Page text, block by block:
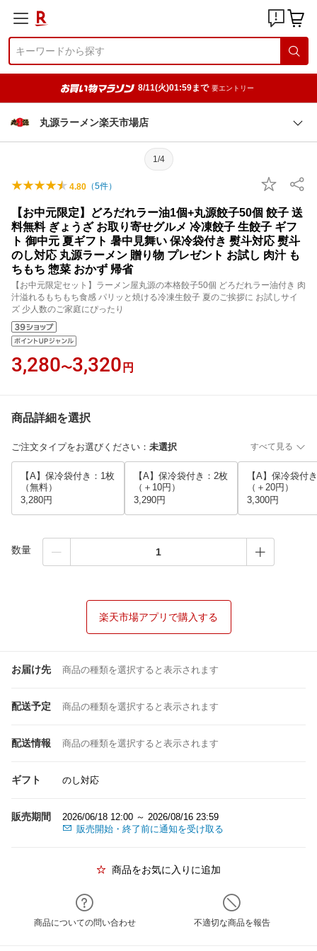
8/11(火)01:59まで 要エントリー
丸源ラーメン楽天市場店
1/4
4.80 （5件）
【お中元限定】どろだれラー油1個+丸源餃子50個 餃子 送
料無料 ぎょうざ お取り寄せグルメ 冷凍餃子 生餃子 ギフ
ト 御中元 夏ギフト 暑中見舞い 保冷袋付き 熨斗対応 熨斗
のし対応 丸源ラーメン 贈り物 プレゼント お試し 肉汁 も
ちもち 惣菜 おかず 帰省
【お中元限定セット】ラーメン屋丸源の本格餃子50個 どろだれラー油付き 肉
汁溢れるもちもち食感 パリッと焼ける冷凍生餃子 夏のご挨拶に お試しサイ
ズ 少人数のご家庭にぴったり
3,280〜3,320 円
商品詳細を選択
ご注文タイプをお選びください ： 未選択 すべて見る
【A】保冷袋付き：1枚
（無料）
3,280円
【A】保冷袋付き：2枚
（＋10円）
3,290円
【A】保冷袋付
（＋20円）
3,300円
数量
楽天市場アプリで購入する
お届け先 商品の種類を選択すると表示されます
配送予定 商品の種類を選択すると表示されます
配送情報 商品の種類を選択すると表示されます
ギフト のし対応
販売期間
2026/06/18 12:00 ～ 2026/08/16 23:59
販売開始・終了前に通知を受け取る
商品をお気に入りに追加
商品についての問い合わせ 不適切な商品を報告